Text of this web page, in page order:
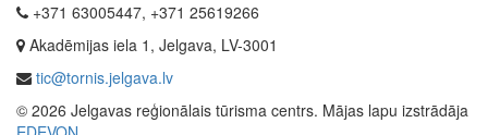
+371 63005447, +371 25619266
Akadēmijas iela 1, Jelgava, LV-3001
tic@tornis.jelgava.lv
© 2026 Jelgavas reģionālais tūrisma centrs. Mājas lapu izstrādāja